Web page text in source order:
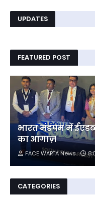
UPDATES
FEATURED POST
भारत मंडपम में
का आगाज़
FACE WARTA News
CATEGORIES